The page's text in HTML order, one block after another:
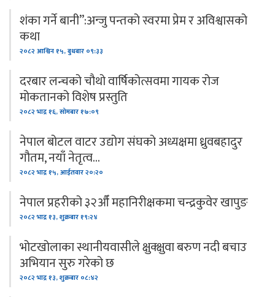
शंका गर्ने बानी”:अन्जु पन्तको स्वरमा प्रेम र अविश्वासको
कथा
२०८२ आश्विन १५, बुधबार ०९:३३
दरबार लन्चको चौथो वार्षिकोत्सवमा गायक रोज
मोकतानको विशेष प्रस्तुति
२०८२ भाद्र १६, सोमबार १७:०९
नेपाल बोटल वाटर उद्योग संघको अध्यक्षमा ध्रुवबहादुर
गौतम, नयाँ नेतृत्व…
२०८२ भाद्र १५, आईतवार २०:२०
नेपाल प्रहरीको ३२औँ महानिरीक्षकमा चन्द्रकुवेर खापुङ
२०८२ भाद्र १३, शुक्रबार १९:२४
भोटखोलाका स्थानीयवासीले क्षुक्क्षुवा बरुण नदी बचाउ
अभियान सुरु गरेको छ
२०८२ भाद्र १३, शुक्रबार ०८:४२